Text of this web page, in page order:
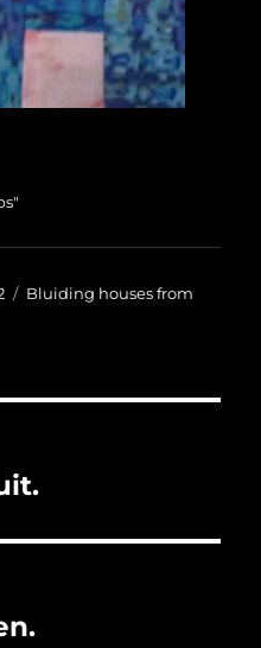
Categorieën
Bluiding houses from